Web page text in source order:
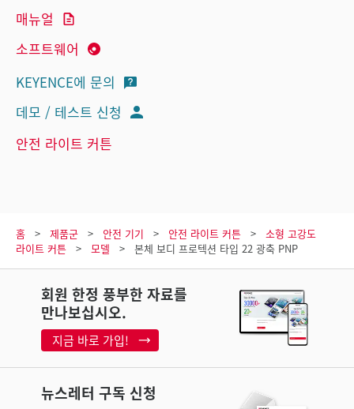
매뉴얼
소프트웨어
KEYENCE에 문의
데모 / 테스트 신청
안전 라이트 커튼
홈 제품군 안전 기기 안전 라이트 커튼
소형 고강도
라이트 커튼
모델 본체 보디 프로텍션 타입 22 광축 PNP
회원 한정 풍부한 자료를
만나보십시오.
지금 바로 가입!
뉴스레터 구독 신청